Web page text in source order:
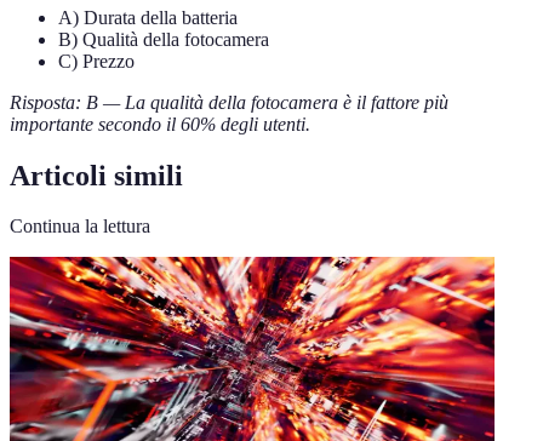
A) Durata della batteria
B) Qualità della fotocamera
C) Prezzo
Risposta: B — La qualità della fotocamera è il fattore più
importante secondo il 60% degli utenti.
Articoli simili
Continua la lettura